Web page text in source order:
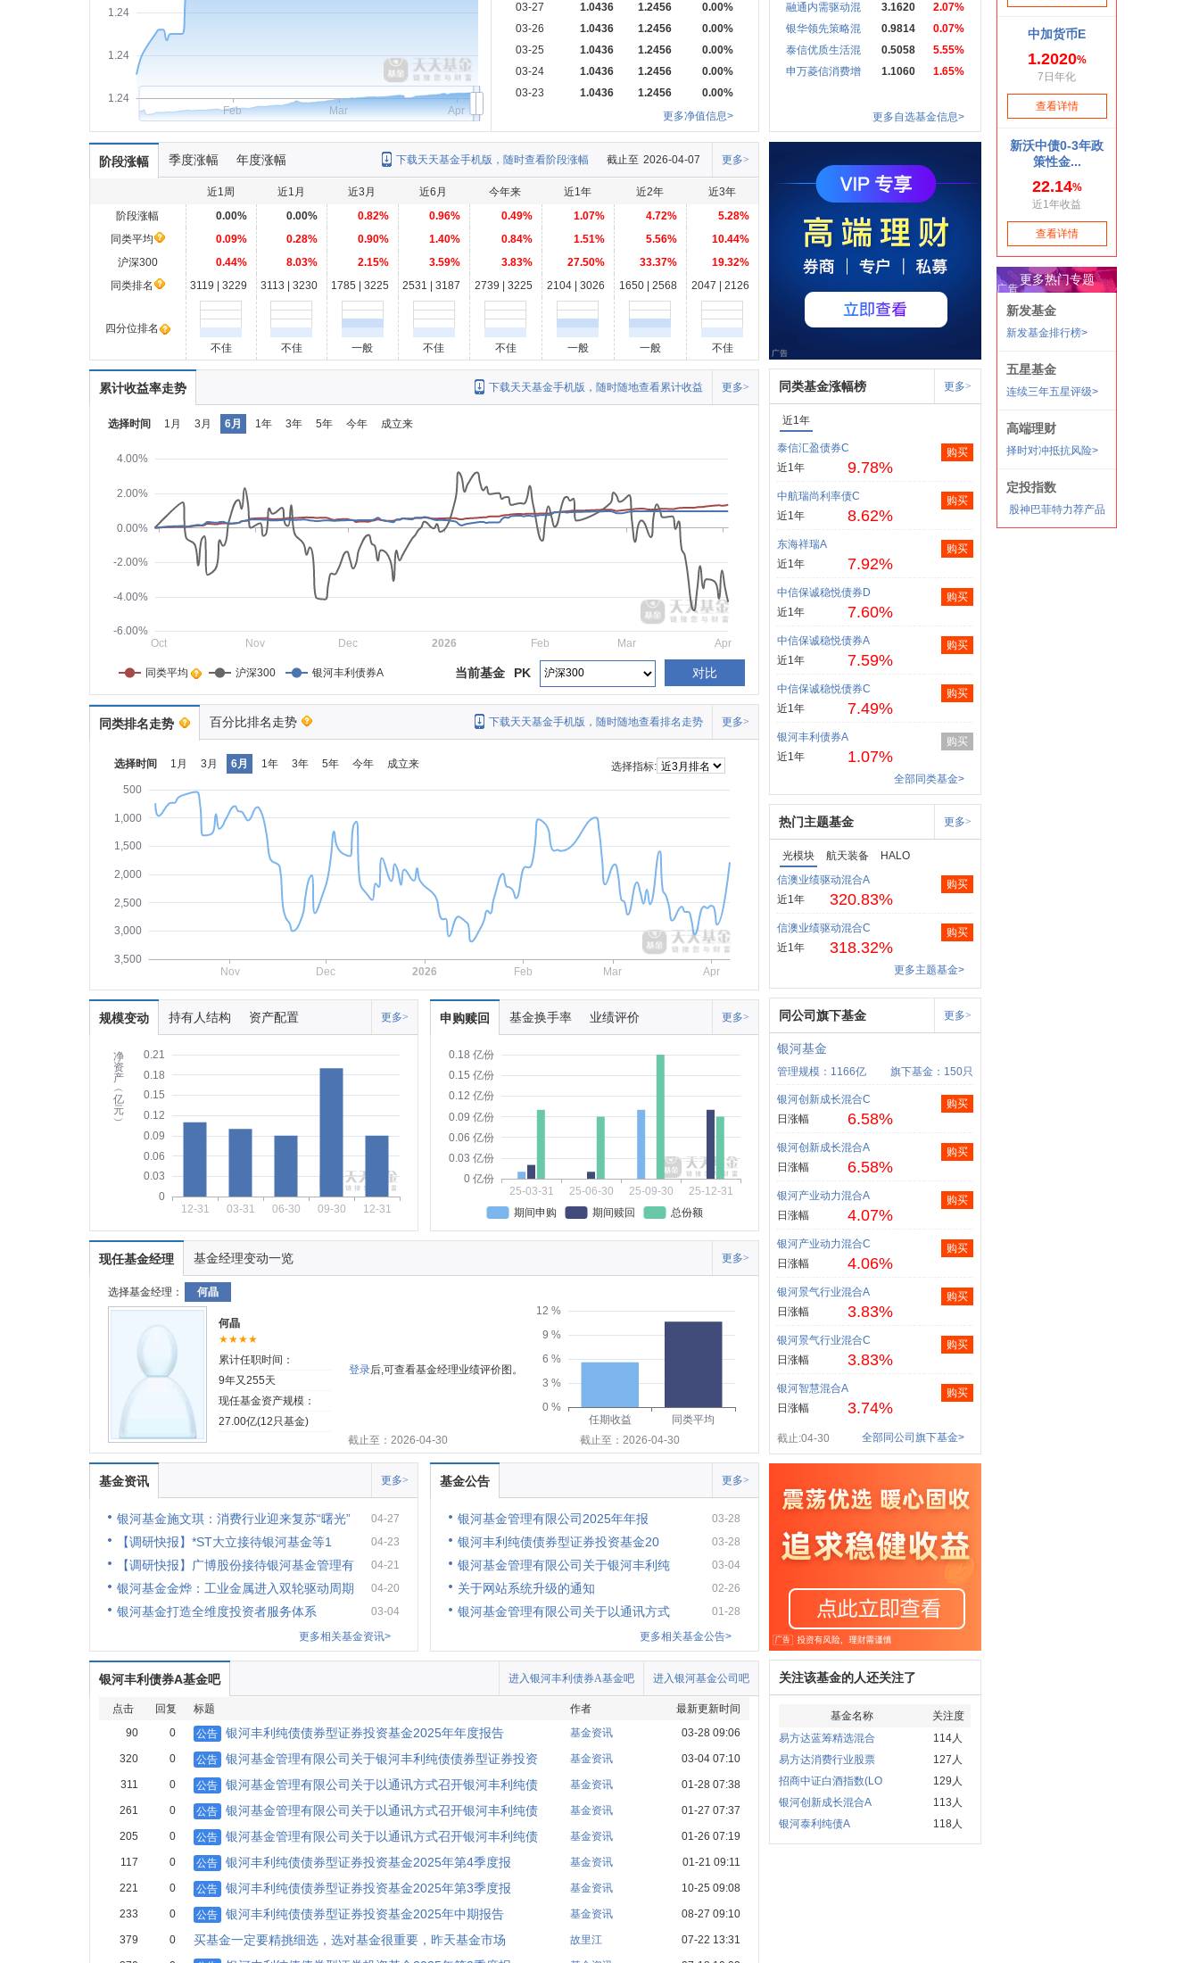
1.24
1.24
1.24
Feb Mar Apr
03-27
1.0436 1.2456
0.00%
03-26
1.0436 1.2456
0.00%
03-25
1.0436 1.2456
0.00%
03-24
1.0436 1.2456
0.00%
03-23
1.0436 1.2456
0.00%
更多净值信息>
融通内需驱动混
3.1620
2.07%
银华领先策略混
0.9814
0.07%
泰信优质生活混
0.5058
5.55%
申万菱信消费增
1.1060 1.65%
更多自选基金信息>
阶段涨幅 季度涨幅 年度涨幅 更多>
截止至 2026-04-07
下载天天基金手机版，随时查看阶段涨幅
近1周 近1月 近3月 近6月 今年来 近1年 近2年
近3年
阶段涨幅
0.00% 0.00% 0.82% 0.96% 0.49% 1.07% 4.72%
5.28%
同类平均
0.09% 0.28% 0.90% 1.40% 0.84% 1.51% 5.56%
10.44%
沪深300
0.44% 8.03% 2.15% 3.59% 3.83% 27.50% 33.37%
19.32%
同类排名
3119 | 3229 3113 | 3230 1785 | 3225 2531 | 3187 2739 | 3225 2104 | 3026 1650 | 2568 2047 | 2126
四分位排名
不佳
不佳 一般 不佳 不佳 一般 一般 不佳
累计收益率走势 更多>
下载天天基金手机版，随时随地查看累计收益
选择时间 1月 3月 6月 1年 3年 5年 今年 成立来
-6.00%
-4.00%
-2.00%
0.00%
2.00%
4.00%
Oct Nov Dec Feb Mar Apr
2026
同类平均 沪深300 银河丰利债券A 对比
PK
当前基金
同类排名走势 百分比排名走势 更多>
下载天天基金手机版，随时随地查看排名走势
选择时间 1月 3月 6月 1年 3年 5年 今年 成立来
选择指标:
500
1,000
1,500
2,000
2,500
3,000
3,500
Nov
Dec Feb Mar Apr
2026
规模变动 持有人结构 资产配置 更多>
净
资
产
︵
亿
元
︶
0
0.03
0.06
0.09
0.12
0.15
0.18
0.21
12-31 03-31 06-30 09-30 12-31
申购赎回 基金换手率 业绩评价 更多>
0 亿份
0.03 亿份
0.06 亿份
0.09 亿份
0.12 亿份
0.15 亿份
0.18 亿份
25-03-31 25-06-30 25-09-30
25-12-31
期间申购
期间赎回 总份额
现任基金经理 基金经理变动一览 更多>
选择基金经理： 何晶
何晶
★★★★
累计任职时间：
9年又255天
现任基金资产规模：
27.00亿(12只基金)
登录后,可查看基金经理业绩评价图。
0 %
3 %
6 %
9 %
12 %
任期收益
同类平均
截止至：2026-04-30
截止至：2026-04-30
基金资讯 更多>
银河基金施文琪：消费行业迎来复苏“曙光” 04-27
【调研快报】*ST大立接待银河基金等1 04-23
【调研快报】广博股份接待银河基金管理有 04-21
银河基金金烨：工业金属进入双轮驱动周期 04-20
银河基金打造全维度投资者服务体系
03-04
更多相关基金资讯>
基金公告 更多>
银河基金管理有限公司2025年年报 03-28
银河丰利纯债债券型证券投资基金20 03-28
银河基金管理有限公司关于银河丰利纯 03-04
关于网站系统升级的通知 02-26
银河基金管理有限公司关于以通讯方式
01-28
更多相关基金公告>
银河丰利债券A基金吧 进入银河基金公司吧
进入银河丰利债券A基金吧
点击 回复 标题 作者
最新更新时间
90
0 公告 银河丰利纯债债券型证券投资基金2025年年度报告 基金资讯 03-28 09:06
320 0 公告 银河基金管理有限公司关于银河丰利纯债债券型证券投资 基金资讯 03-04 07:10
311 0 公告 银河基金管理有限公司关于以通讯方式召开银河丰利纯债 基金资讯 01-28 07:38
261 0 公告 银河基金管理有限公司关于以通讯方式召开银河丰利纯债 基金资讯 01-27 07:37
205 0 公告 银河基金管理有限公司关于以通讯方式召开银河丰利纯债 基金资讯 01-26 07:19
117 0 公告 银河丰利纯债债券型证券投资基金2025年第4季度报 基金资讯 01-21 09:11
221 0 公告 银河丰利纯债债券型证券投资基金2025年第3季度报 基金资讯 10-25 09:08
233 0 公告 银河丰利纯债债券型证券投资基金2025年中期报告 基金资讯 08-27 09:10
379 0 买基金一定要精挑细选，选对基金很重要，昨天基金市场 故里江 07-22 13:31
同类基金涨幅榜 更多>
近1年
泰信汇盈债券C
近1年
9.78%
购买
中航瑞尚利率债C
近1年
8.62%
购买
东海祥瑞A
近1年
7.92%
购买
中信保诚稳悦债券D
近1年
7.60%
购买
中信保诚稳悦债券A
近1年
7.59%
购买
中信保诚稳悦债券C
近1年
7.49%
购买
银河丰利债券A
近1年
1.07%
购买
全部同类基金>
热门主题基金 更多>
光模块 航天装备
HALO
信澳业绩驱动混合A
近1年
320.83%
购买
信澳业绩驱动混合C
近1年
318.32%
购买
更多主题基金>
同公司旗下基金 更多>
银河基金
管理规模：1166亿 旗下基金：150只
银河创新成长混合C
日涨幅
6.58%
购买
银河创新成长混合A
日涨幅
6.58%
购买
银河产业动力混合A
日涨幅
4.07%
购买
银河产业动力混合C
日涨幅
4.06%
购买
银河景气行业混合A
日涨幅
3.83%
购买
银河景气行业混合C
日涨幅
3.83%
购买
银河智慧混合A
日涨幅
3.74%
购买
截止:04-30 全部同公司旗下基金>
关注该基金的人还关注了
基金名称
关注度
易方达蓝筹精选混合
114人
易方达消费行业股票
127人
招商中证白酒指数(LO
129人
银河创新成长混合A
113人
银河泰利纯债A
118人